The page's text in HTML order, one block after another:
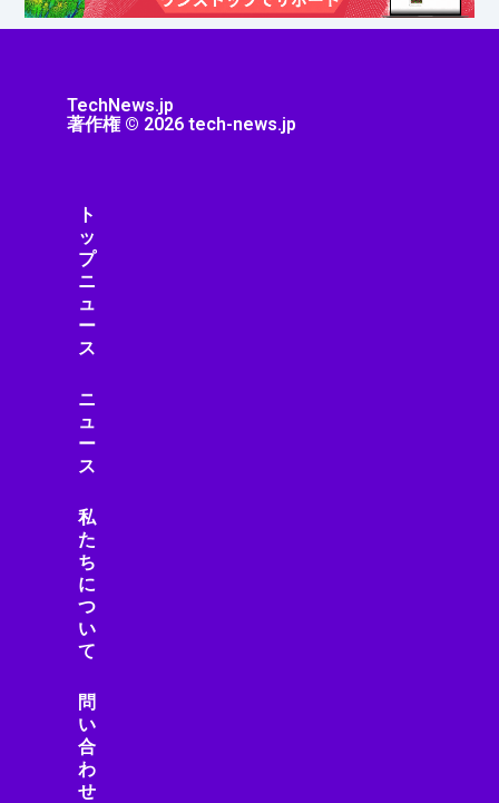
TechNews.jp
著作権 © 2026 tech-news.jp
ト
ッ
プ
ニ
ュ
ー
ス
ニ
ュ
ー
ス
私
た
ち
に
つ
い
て
問
い
合
わ
せ